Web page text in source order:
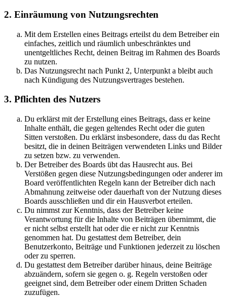
2. Einräumung von Nutzungsrechten
Mit dem Erstellen eines Beitrags erteilst du dem Betreiber ein
einfaches, zeitlich und räumlich unbeschränktes und
unentgeltliches Recht, deinen Beitrag im Rahmen des Boards
zu nutzen.
Das Nutzungsrecht nach Punkt 2, Unterpunkt a bleibt auch
nach Kündigung des Nutzungsvertrages bestehen.
3. Pflichten des Nutzers
Du erklärst mit der Erstellung eines Beitrags, dass er keine
Inhalte enthält, die gegen geltendes Recht oder die guten
Sitten verstoßen. Du erklärst insbesondere, dass du das Recht
besitzt, die in deinen Beiträgen verwendeten Links und Bilder
zu setzen bzw. zu verwenden.
Der Betreiber des Boards übt das Hausrecht aus. Bei
Verstößen gegen diese Nutzungsbedingungen oder anderer im
Board veröffentlichten Regeln kann der Betreiber dich nach
Abmahnung zeitweise oder dauerhaft von der Nutzung dieses
Boards ausschließen und dir ein Hausverbot erteilen.
Du nimmst zur Kenntnis, dass der Betreiber keine
Verantwortung für die Inhalte von Beiträgen übernimmt, die
er nicht selbst erstellt hat oder die er nicht zur Kenntnis
genommen hat. Du gestattest dem Betreiber, dein
Benutzerkonto, Beiträge und Funktionen jederzeit zu löschen
oder zu sperren.
Du gestattest dem Betreiber darüber hinaus, deine Beiträge
abzuändern, sofern sie gegen o. g. Regeln verstoßen oder
geeignet sind, dem Betreiber oder einem Dritten Schaden
zuzufügen.